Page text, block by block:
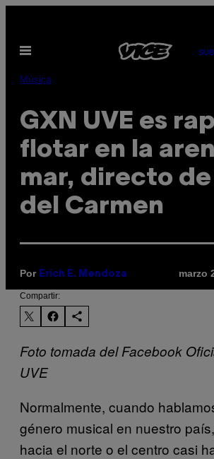
contenido
Abrir
Música
GXN UVE es
flotar en la
mar, directo de
del Carmen
Por Erich E. Mendoza marzo
Compartir:
Foto tomada del Facebook
UVE
Normalmente, cuando
género musical en nuestro
hacia el norte o el centro casi